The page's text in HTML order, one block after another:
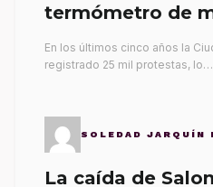
termómetro de
En los últimos cinco años la
registrado 25 mil protestas, lo…
SOLEDAD JARQUÍN
La caída de